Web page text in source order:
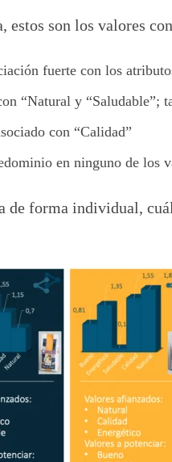
estos son los valores
fuerte con los
“Natural y “Saludable”;
con “Calidad”
en ninguno de los
de forma individual,